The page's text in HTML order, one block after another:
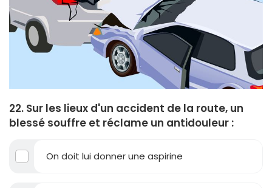
22. Sur les lieux d'un accident de la route, un
blessé souffre et réclame un antidouleur :
On doit lui donner une aspirine